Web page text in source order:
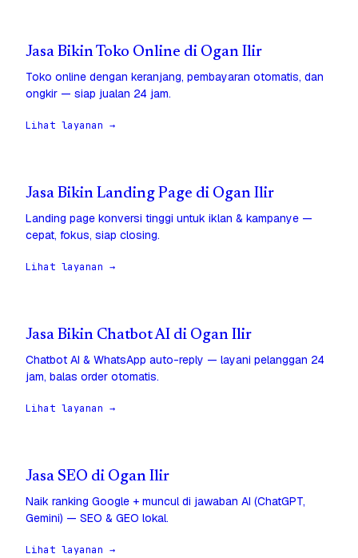
Jasa Bikin Toko Online di Ogan Ilir
Toko online dengan keranjang, pembayaran otomatis, dan
ongkir — siap jualan 24 jam.
Lihat layanan →
Jasa Bikin Landing Page di Ogan Ilir
Landing page konversi tinggi untuk iklan & kampanye —
cepat, fokus, siap closing.
Lihat layanan →
Jasa Bikin Chatbot AI di Ogan Ilir
Chatbot AI & WhatsApp auto-reply — layani pelanggan 24
jam, balas order otomatis.
Lihat layanan →
Jasa SEO di Ogan Ilir
Naik ranking Google + muncul di jawaban AI (ChatGPT,
Gemini) — SEO & GEO lokal.
Lihat layanan →